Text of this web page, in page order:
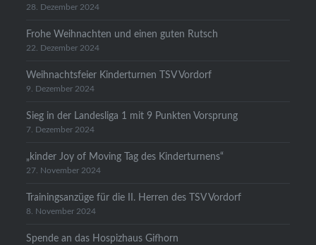
28. Dezember 2024
Frohe Weihnachten und einen guten Rutsch
22. Dezember 2024
Weihnachtsfeier Kinderturnen TSV Vordorf
9. Dezember 2024
Sieg in der Landesliga 1 mit 9 Punkten Vorsprung
7. Dezember 2024
„kinder Joy of Moving Tag des Kinderturnens“
27. November 2024
Trainingsanzüge für die II. Herren des TSV Vordorf
8. November 2024
Spende an das Hospizhaus Gifhorn